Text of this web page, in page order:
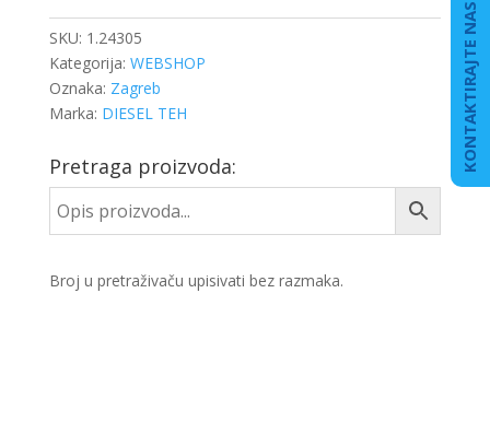
SKU: 1.24305
Kategorija: WEBSHOP
Oznaka: Zagreb
Marka: DIESEL TEH
Pretraga proizvoda:
Broj u pretraživaču upisivati bez razmaka.
KONTAKTIRAJTE NAS